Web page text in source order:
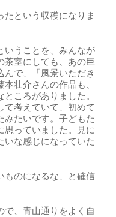
という収穫になりま
うことを、みんなが
茶室にしても、あの巨
んで、「風景いただき
壮介さんの作品も、
ころがありました。
て考えていて、初めて
みたいです。子どもた
思っていました。見に
いな感じになっていた
のになるな、と確信
、青山通りをよく自